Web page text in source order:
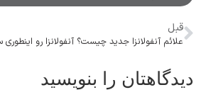
قبل
علائم آنفولانزا جدید چیست؟ آنفولانزا رو
دیدگاهتان را بنویسید